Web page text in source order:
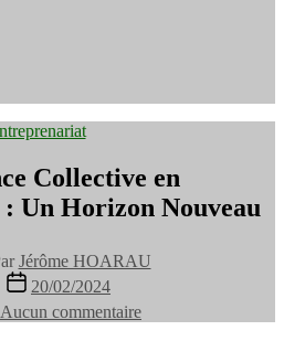
Catégories
Collective en
Un Horizon Nouveau
Jérôme HOARAU
Date
l’article
20/02/2024
Aucun commentaire
Intelligence